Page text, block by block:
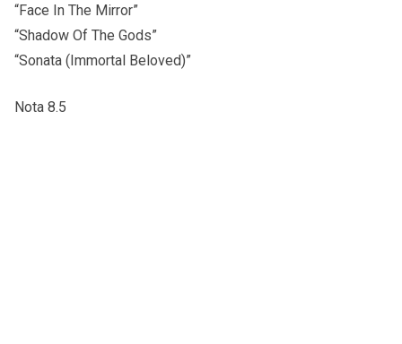
“Face In The Mirror”
“Shadow Of The Gods”
“Sonata (Immortal Beloved)”
Nota 8.5